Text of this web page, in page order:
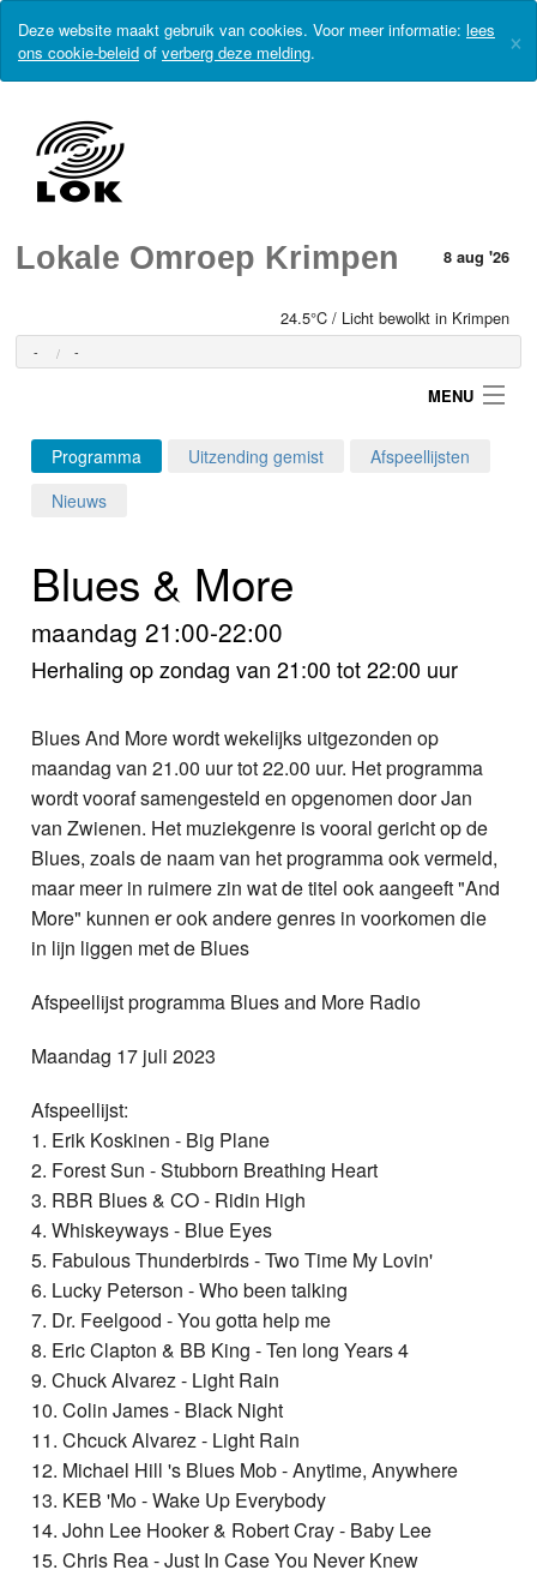
Deze website maakt gebruik van cookies. Voor meer informatie: lees
ons cookie-beleid of verberg deze melding. ×
Lokale Omroep Krimpen 8 aug '26
24.5°C / Licht bewolkt in Krimpen
- -
MENU
Login
Programma's
Nieuws
Video
Webcam
Info
Programma Uitzending gemist
Afspeellijsten
Nieuws
Blues & More
maandag 21:00-22:00
Herhaling op zondag van 21:00 tot 22:00 uur
Blues And More wordt wekelijks uitgezonden op
maandag van 21.00 uur tot 22.00 uur. Het programma
wordt vooraf samengesteld en opgenomen door Jan
van Zwienen. Het muziekgenre is vooral gericht op de
Blues, zoals de naam van het programma ook vermeld,
maar meer in ruimere zin wat de titel ook aangeeft "And
More" kunnen er ook andere genres in voorkomen die
in lijn liggen met de Blues
Afspeellijst programma Blues and More Radio
Maandag 17 juli 2023
Afspeellijst:
1. Erik Koskinen - Big Plane
2. Forest Sun - Stubborn Breathing Heart
3. RBR Blues & CO - Ridin High
4. Whiskeyways - Blue Eyes
5. Fabulous Thunderbirds - Two Time My Lovin'
6. Lucky Peterson - Who been talking
7. Dr. Feelgood - You gotta help me
8. Eric Clapton & BB King - Ten long Years 4
9. Chuck Alvarez - Light Rain
10. Colin James - Black Night
11. Chcuck Alvarez - Light Rain
12. Michael Hill 's Blues Mob - Anytime, Anywhere
13. KEB 'Mo - Wake Up Everybody
14. John Lee Hooker & Robert Cray - Baby Lee
15. Chris Rea - Just In Case You Never Knew